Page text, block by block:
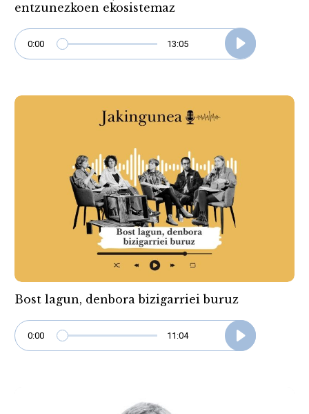
entzunezkoen ekosistemaz
0:00 13:05
Bost lagun, denbora bizigarriei buruz
0:00 11:04